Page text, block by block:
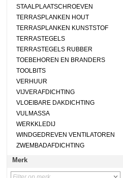
STAALPLAATSCHROEVEN
TERRASPLANKEN HOUT
TERRASPLANKEN KUNSTSTOF
TERRASTEGELS
TERRASTEGELS RUBBER
TOEBEHOREN EN BRANDERS
TOOLBITS
VERHUUR
VIJVERAFDICHTING
VLOEIBARE DAKDICHTING
VULMASSA
WERKKLEDIJ
WINDGEDREVEN VENTILATOREN
ZWEMBADAFDICHTING
Merk